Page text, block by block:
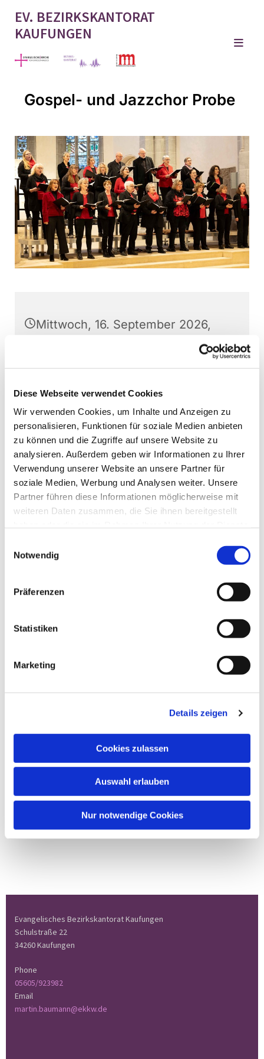
Diese Webseite verwendet Cookies
Wir verwenden Cookies, um Inhalte und Anzeigen zu
personalisieren, Funktionen für soziale Medien anbieten
zu können und die Zugriffe auf unsere Website zu
analysieren. Außerdem geben wir Informationen zu Ihrer
Verwendung unserer Website an unsere Partner für
soziale Medien, Werbung und Analysen weiter. Unsere
Partner führen diese Informationen möglicherweise mit
weiteren Daten zusammen, die Sie ihnen bereitgestellt
Notwendig
Präferenzen
Statistiken
Marketing
Details zeigen
Cookies zulassen
Auswahl erlauben
Nur notwendige Cookies
EV. BEZIRKSKANTORAT
KAUFUNGEN
Gospel- und Jazzchor Probe
Mittwoch, 16. September 2026,
Schulstraße 22, 34260 Kaufungen
Gospel- und Jazzchor Kaufungen,
Martin Baumann (Leitung)
Interessierte können jederzeit - außer direkt vor
Chormitglieder informieren sich bitte anhand
andere Räume verlegte Proben.
Evangelisches Bezirkskantorat Kaufungen
Schulstraße 22
34260 Kaufungen
Phone
05605/923982
Email
martin.baumann@ekkw.de